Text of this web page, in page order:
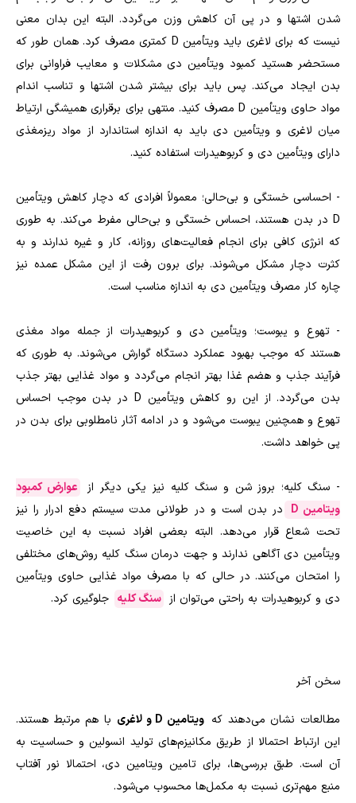
شدن اشتها و در پی آن کاهش وزن می‌گردد. البته این بدان معنی
نیست که برای لاغری باید ویتأمین D کمتری مصرف کرد. همان طور که
مستحضر هستید کمبود ویتأمین دی مشکلات و معایب فراوانی برای
بدن ایجاد می‌کند. پس باید برای بیشتر شدن اشتها و تناسب اندام
مواد حاوی ویتأمین D مصرف کنید. منتهی برای برقراری همیشگی ارتیاط
میان لاغری و ویتأمین دی باید به اندازه استاندارد از مواد ریزمغذی
دارای ویتأمین دی و کربوهیدرات استفاده کنید.
- احساسی خستگی و بی‌حالی؛ معمولاً افرادی که دچار کاهش ویتأمین
D در بدن هستند، احساس خستگی و بی‌حالی مفرط می‌کند. به طوری
که انرژی کافی برای انجام فعالیت‌های روزانه، کار و غیره ندارند و به
کثرت دچار مشکل می‌شوند. برای برون رفت از این مشکل عمده نیز
چاره کار مصرف ویتأمین دی به اندازه مناسب است.
- تهوع و یبوست؛ ویتأمین دی و کربوهیدرات از جمله مواد مغذی
هستند که موجب بهبود عملکرد دستگاه گوارش می‌شوند. به طوری که
فرآیند جذب و هضم غذا بهتر انجام می‌گردد و مواد غذایی بهتر جذب
بدن می‌گردد. از این رو کاهش ویتأمین D در بدن موجب احساس
تهوع و همچنین یبوست می‌شود و در ادامه آثار نامطلوبی برای بدن در
پی خواهد داشت.
- سنگ کلیه؛ بروز شن و سنگ کلیه نیز یکی دیگر از
عوارض کمبود
ویتامین D
در بدن است و در طولانی مدت سیستم دفع ادرار را نیز
تحت شعاع قرار می‌دهد. البته بعضی افراد نسبت به این خاصیت
ویتأمین دی آگاهی ندارند و جهت درمان سنگ کلیه روش‌های مختلفی
را امتحان می‌کنند. در حالی که با مصرف مواد غذایی حاوی ویتأمین
دی و کربوهیدرات به راحتی می‌توان از سنگ کلیه جلوگیری کرد.
سخن آخر
مطالعات نشان می‌دهند که ویتامین D و لاغری با هم مرتبط هستند.
این ارتباط احتمالا از طریق مکانیزم‌های تولید انسولین و حساسیت به
آن است. طبق بررسی‌ها، برای تامین ویتامین دی، احتمالا نور آفتاب
منبع مهم‌تری نسبت به مکمل‌ها محسوب می‌شود.